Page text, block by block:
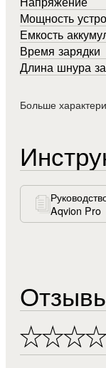
Мощность
Емкость
Время зарядки
Длина шнура
Больше
Aqvion Pro